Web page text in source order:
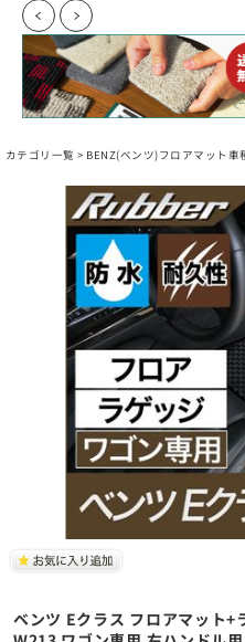
カテゴリ一覧 > BENZ(ベンツ)フロアマット車
ベンツ Eクラス フロアマット